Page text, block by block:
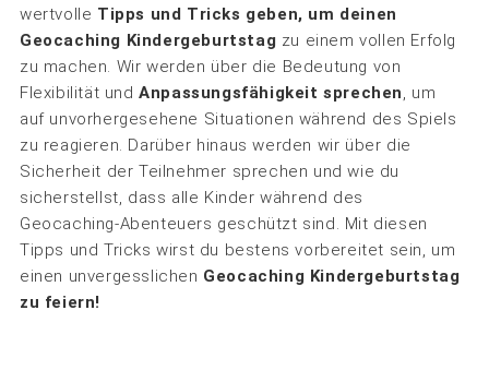
wertvolle Tipps und Tricks geben, um deinen
Geocaching Kindergeburtstag zu einem vollen Erfolg
zu machen. Wir werden über die Bedeutung von
Flexibilität undAnpassungsfähigkeit sprechen, um
auf unvorhergesehene Situationen während des Spiels
zu reagieren. Darüber hinaus werden wir über die
Sicherheit der Teilnehmer sprechen und wie du
sicherstellst, dass alle Kinder während des
Geocaching-Abenteuers geschützt sind. Mit diesen
Tipps und Tricks wirst du bestens vorbereitet sein, um
einen unvergesslichen Geocaching Kindergeburtstag
zu feiern!